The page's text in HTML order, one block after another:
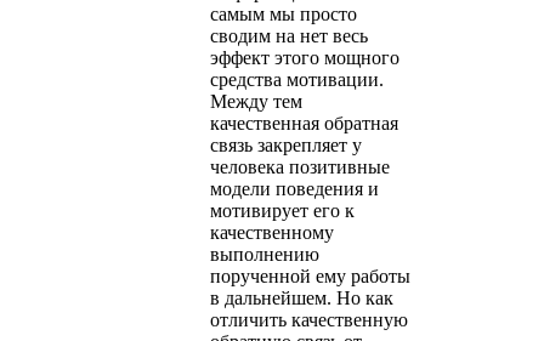
самым мы просто
сводим на нет весь
эффект этого мощного
средства мотивации.
Между тем
качественная обратная
связь закрепляет у
человека позитивные
модели поведения и
мотивирует его к
качественному
выполнению
порученной ему работы
в дальнейшем. Но как
отличить качественную